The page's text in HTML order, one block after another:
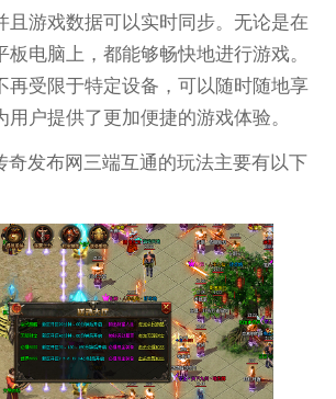
且游戏数据可以实时同步。无论是在
电脑上，都能够畅快地进行游戏。
再受限于特定设备，可以随时随地享
用户提供了更加便捷的游戏体验。
奇发布网三端互通的玩法主要有以下